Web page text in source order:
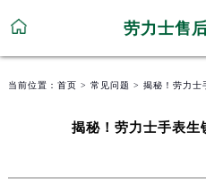
劳力士售
当前位置： 首页 > 常见问题 > 揭秘！劳力士
揭秘！劳力士手表生